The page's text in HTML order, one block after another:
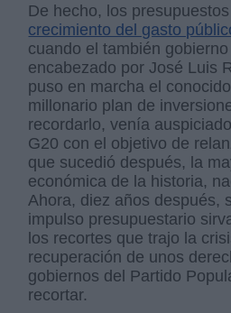
De hecho, los
crecimiento del gasto
cuando el también
encabezado por José Luis
puso en marcha el
millonario plan de
recordarlo, venía
G20 con el objetivo de
que sucedió después, la
económica de la historia,
Ahora, diez años después,
impulso presupuestario
los recortes que trajo la
recuperación de unos
gobiernos del Partido
recortar.